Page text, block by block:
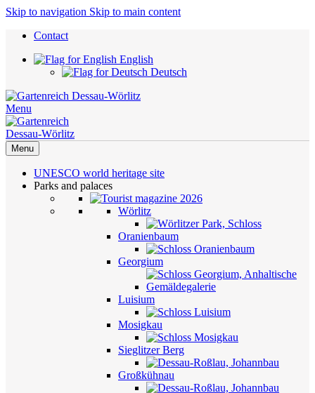
Skip to navigation Skip to main content
Contact
English
Deutsch
Menu
Menu
UNESCO world heritage site
Parks and palaces
Wörlitz
Oranienbaum
Georgium
Luisium
Mosigkau
Sieglitzer Berg
Großkühnau